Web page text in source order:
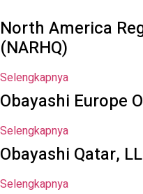
North America
(NARHQ)
Selengkapnya
Obayashi Europe
Selengkapnya
Obayashi Qatar,
Selengkapnya